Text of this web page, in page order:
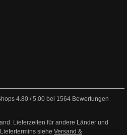
4.80 /5.00 bei 1564 Bewertungen
Lieferzeiten für andere Länder und
siehe Versand &